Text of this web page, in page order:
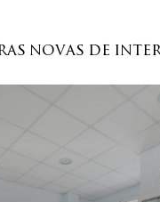
novas de